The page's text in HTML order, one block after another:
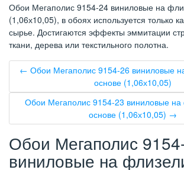
Обои Мегаполис 9154-24 виниловые на
(1,06х10,05), в обоях используется только
сырье. Достигаются эффекты эммитации
ткани, дерева или текстильного полотна.
← Обои Мегаполис 9154-26 виниловые
основе (1,06х10,05)
Обои Мегаполис 9154-23 виниловые на
основе (1,06х10,05) →
Обои Мегаполис
виниловые на